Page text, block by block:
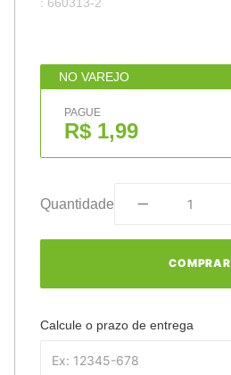
NO VAREJO
PAGUE
R$ 1,99
Quantidade
COMPRAR
Calcule o prazo de entrega
º pasta